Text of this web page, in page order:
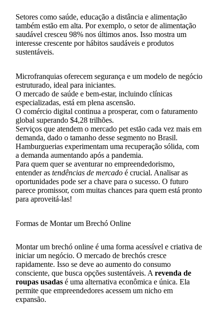
Setores como saúde, educação a distância e alimentação
também estão em alta. Por exemplo, o setor de alimentação
saudável cresceu 98% nos últimos anos. Isso mostra um
interesse crescente por hábitos saudáveis e produtos
sustentáveis.
Microfranquias oferecem segurança e um modelo de negócio
estruturado, ideal para iniciantes.
O mercado de saúde e bem-estar, incluindo clínicas
especializadas, está em plena ascensão.
O comércio digital continua a prosperar, com o faturamento
global superando $4,28 trilhões.
Serviços que atendem o mercado pet estão cada vez mais em
demanda, dado o tamanho desse segmento no Brasil.
Hamburguerias experimentam uma recuperação sólida, com
a demanda aumentando após a pandemia.
Para quem quer se aventurar no empreendedorismo,
entender as tendências de mercado é crucial. Analisar as
oportunidades pode ser a chave para o sucesso. O futuro
parece promissor, com muitas chances para quem está pronto
para aproveitá-las!
Formas de Montar um Brechó Online
Montar um brechó online é uma forma acessível e criativa de
iniciar um negócio. O mercado de brechós cresce
rapidamente. Isso se deve ao aumento do consumo
consciente, que busca opções sustentáveis. Arevenda de
roupas usadas é uma alternativa econômica e única. Ela
permite que empreendedores acessem um nicho em
expansão.